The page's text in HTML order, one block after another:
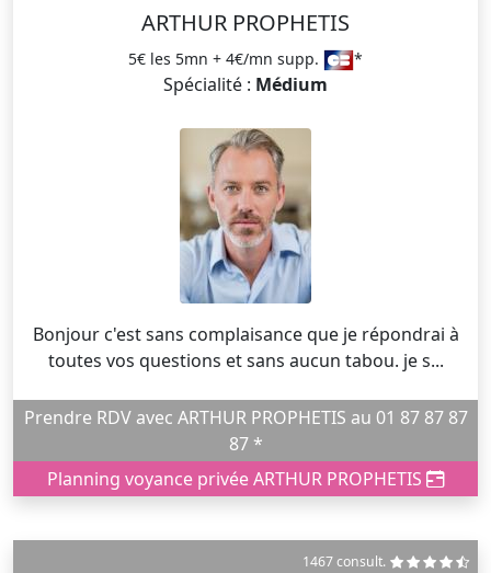
ARTHUR PROPHETIS
5€ les 5mn + 4€/mn supp. *
Spécialité : Médium
Bonjour c'est sans complaisance que je répondrai à
toutes vos questions et sans aucun tabou. je s...
Prendre RDV avec ARTHUR PROPHETIS au 01 87 87 87
87 *
Planning voyance privée ARTHUR PROPHETIS
1467 consult.